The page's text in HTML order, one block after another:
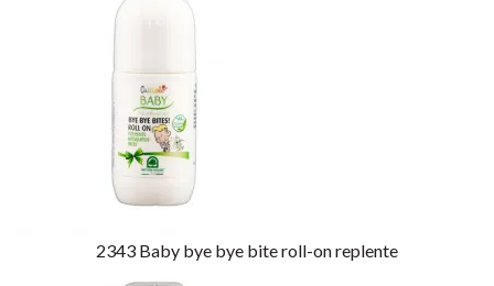
2343 Baby bye bye bite roll-on replente